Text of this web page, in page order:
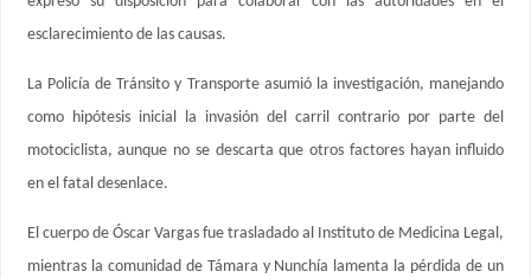
esclarecimiento de las causas.
La Policía de Tránsito y Transporte asumió la investigación, manejando
como hipótesis inicial la invasión del carril contrario por parte del
motociclista, aunque no se descarta que otros factores hayan influido
en el fatal desenlace.
El cuerpo de Óscar Vargas fue trasladado al Instituto de Medicina Legal,
mientras la comunidad de Támara y Nunchía lamenta la pérdida de un